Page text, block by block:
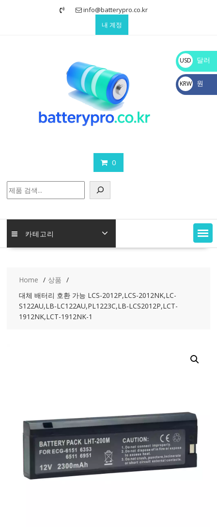
info@batterypro.co.kr
내 계정
0
색
카테고리
Home
상품
대체 배터리 호환 가능 LCS-2012P,LCS-2012NK,LC-
S122AU,LB-LC122AU,PL1223C,LB-LCS2012P,LCT-
1912NK,LCT-1912NK-1
USD
$
달러
KRW
₩
원